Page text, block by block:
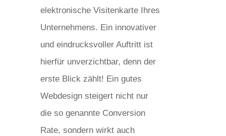
elektronische Visitenkarte Ihres
Unternehmens. Ein innovativer
und eindrucksvoller Auftritt ist
hierfür unverzichtbar, denn der
erste Blick zählt! Ein gutes
Webdesign steigert nicht nur
die so genannte Conversion
Rate, sondern wirkt auch